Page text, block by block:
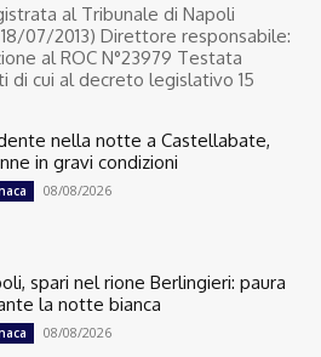
al Tribunale di Napoli
07/2013) Direttore responsabile:
al ROC N°23979 Testata
di cui al decreto legislativo 15
nella notte a Castellabate,
in gravi condizioni
08/08/2026
spari nel rione Berlingieri: paura
la notte bianca
08/08/2026